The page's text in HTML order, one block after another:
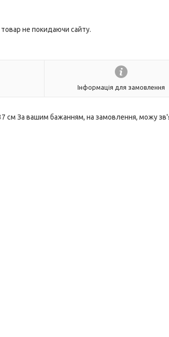
не покидаючи сайту.
Інформація для замовлення
см За вашим бажанням, на замовлення, можу